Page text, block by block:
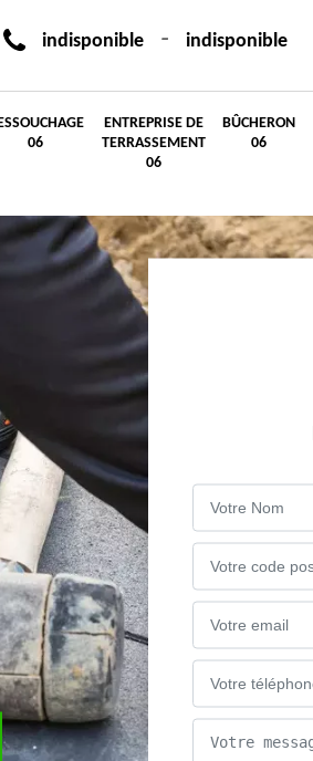
indisponible - indisponible
06
ENTREPRISE DE
TERRASSEMENT
06
BÛCHERON
06